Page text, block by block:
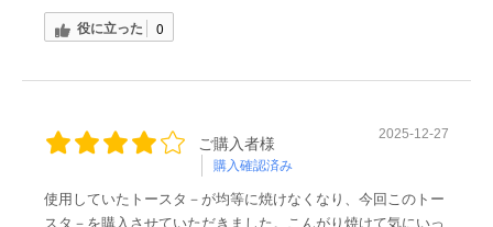
役に立った 0
ご購入者様
購入確認済み
2025-12-27
使用していたトースタ－が均等に焼けなくなり、今回このトー
スタ－を購入させていただきました。こんがり焼けて気にいっ